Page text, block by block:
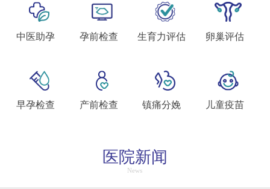
中医助孕 孕前检查 生育力评估 卵巢评估
早孕检查 产前检查 镇痛分娩 儿童疫苗
医院新闻
News